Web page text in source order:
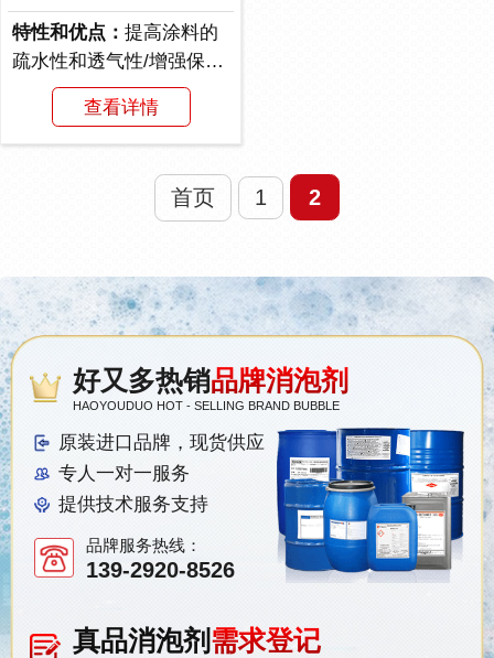
特性和优点：提高涂料的
疏水性和透气性/增强保温
性和耐洗刷性/防止...
查看详情
首页 1 2
真品消泡剂 需求登记
好又多热销品牌消泡剂
HAOYOUDUO HOT - SELLING BRAND BUBBLE
原装进口品牌，现货供应
专人一对一服务
提供技术服务支持
品牌服务热线：
139-2920-8526